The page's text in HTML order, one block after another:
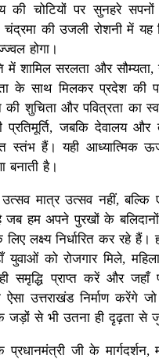
की चोटियों पर सुनहरे
की उजली रोशनी में यह
होगा।
में शामिल सरलता और
के साथ मिलकर प्रदेश की
की शुचिता और पवित्रता का
जबकि देवालय और
स्तंभ हैं। यही आध्यात्मिक
बनाती है।
मात्र उत्सव नहीं, बल्कि
जब हम अपने पुरखों के
लक्ष्य निर्धारित कर रहे हैं।
युवाओं को रोजगार मिले,
समृद्धि प्राप्त करें और जहाँ
ऐसा उत्तराखंड निर्माण करेंगे
जड़ों से भी उतना ही दृढ़ता से
जी के मार्गदर्शन,